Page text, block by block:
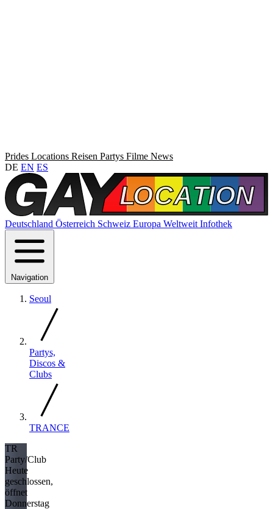
Prides Locations Reisen Partys Filme News
DE EN ES
Deutschland Österreich Schweiz Europa Weltweit Infothek
Navigation
Seoul
Partys,
Discos &
Clubs
TRANCE
TR
Party/Club
Heute
geschlossen,
öffnet
Donnerstag